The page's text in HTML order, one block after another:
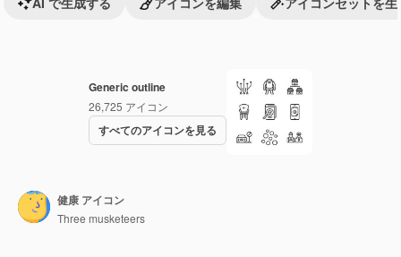
Generic outline
26,725 アイコン
すべてのアイコンを見る
健康 アイコン
Three musketeers